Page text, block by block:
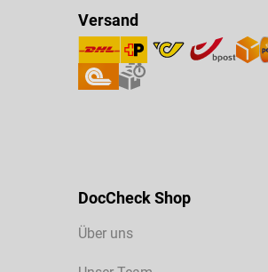
Versand
DocCheck Shop
Über uns